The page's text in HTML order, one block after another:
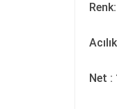
Net :